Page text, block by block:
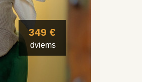
349 €
dviems